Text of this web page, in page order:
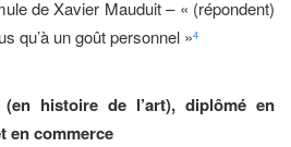
de Xavier Mauduit – « (répondent)
qu’à un goût personnel »4
(en histoire de l’art), diplômé en
en commerce